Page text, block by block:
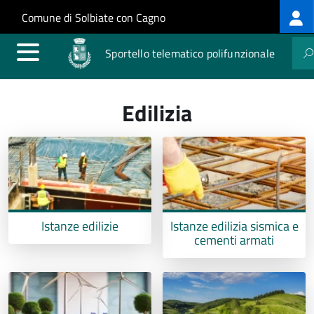
Salta al contenuto principale
Skip to site navigation
Comune di Solbiate con Cagno
Sportello telematico polifunzionale
Edilizia
Istanze edilizie Istanze edilizia sismica e
cementi armati